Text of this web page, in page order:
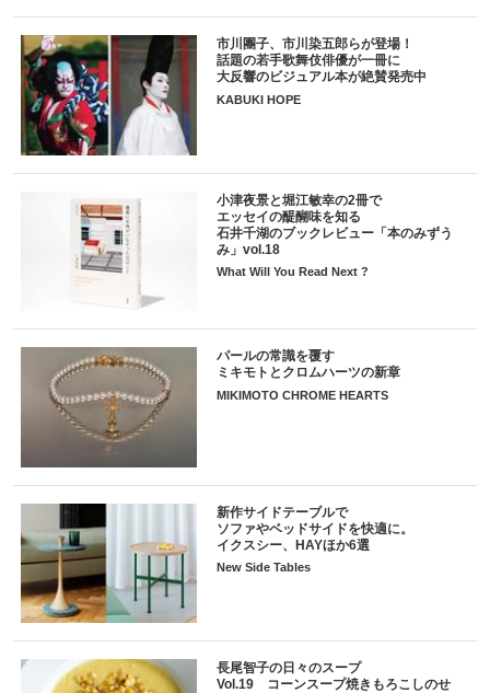
市川團子、市川染五郎らが登場！
話題の若手歌舞伎俳優が一冊に
大反響のビジュアル本が絶賛発売中
KABUKI HOPE
小津夜景と堀江敏幸の2冊で
エッセイの醍醐味を知る
石井千湖のブックレビュー「本のみずう
み」vol.18
What Will You Read Next ?
パールの常識を覆す
ミキモトとクロムハーツの新章
MIKIMOTO CHROME HEARTS
新作サイドテーブルで
ソファやベッドサイドを快適に。
イクスシー、HAYほか6選
New Side Tables
長尾智子の日々のスープ
Vol.19 コーンスープ焼きもろこしのせ